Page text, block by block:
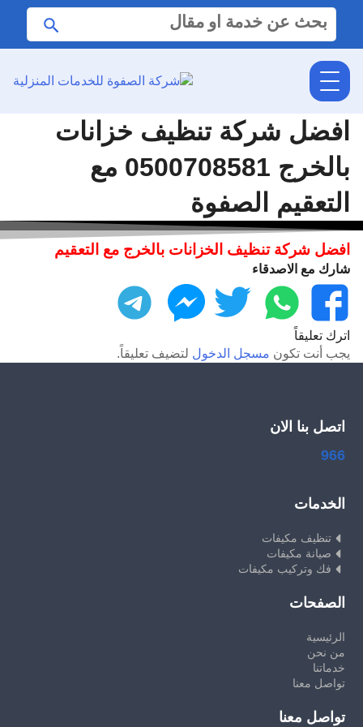
البحث
عن:
افضل شركة تنظيف خزانات
بالخرج 0500708581 مع
التعقيم الصفوة
افضل شركة تنظيف الخزانات بالخرج مع التعقيم
شارك مع الاصدقاء
فيسبوك
واتساب تويتر ماسنجر
اترك تعليقاً
يجب أنت تكون مسجل الدخول لتضيف تعليقاً.
اتصل بنا الان
966
الخدمات
تنظيف مكيفات
صيانة مكيفات
فك وتركيب مكيفات
الصفحات
الرئيسية
من نحن
خدماتنا
تواصل معنا
تواصل معنا